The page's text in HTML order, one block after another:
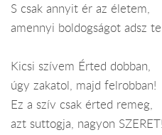
S csak annyit ér az életem,
amennyi boldogságot adsz
Kicsi szívem Érted dobban,
úgy zakatol, majd felrobban!
Ez a szív csak érted remeg,
azt suttogja, nagyon SZERET!